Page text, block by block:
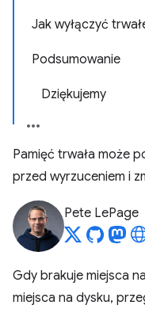
Jak wyłączyć
Podsumowanie
Dziękujemy
Pamięć trwała może
przed wyrzuceniem i
Pete LePage
Gdy brakuje miejsca
miejsca na dysku,